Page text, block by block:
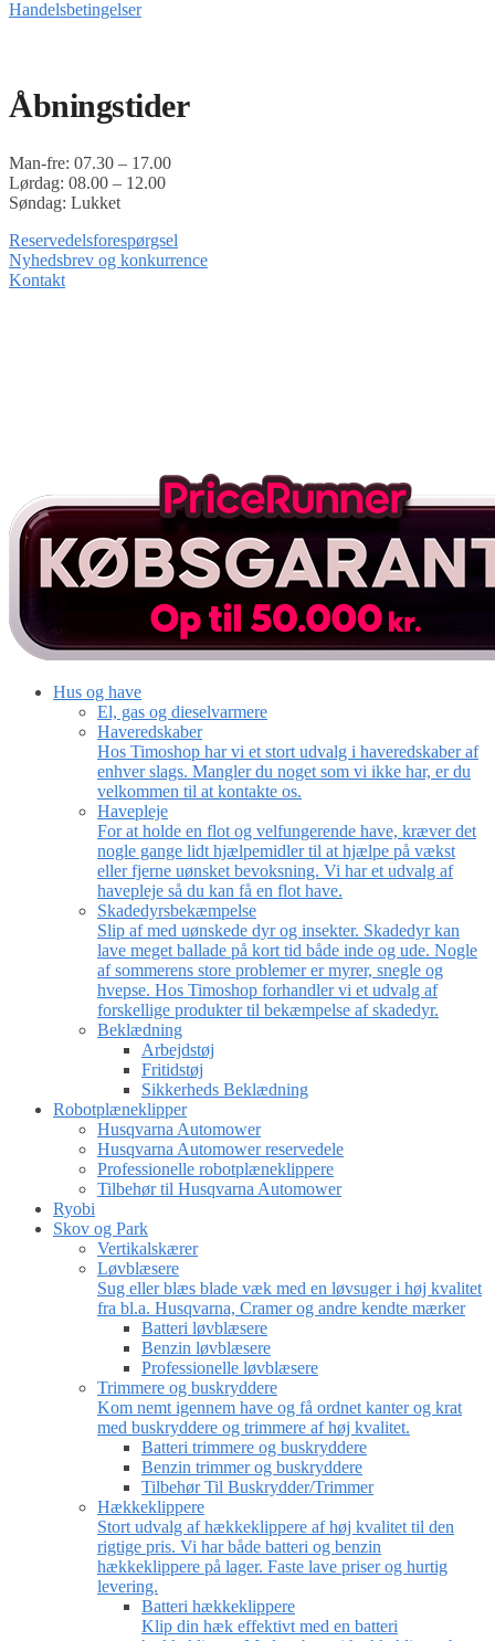
Handelsbetingelser
Åbningstider
Man-fre: 07.30 – 17.00
Lørdag: 08.00 – 12.00
Søndag: Lukket
Reservedelsforespørgsel
Nyhedsbrev og konkurrence
Kontakt
Hus og have
El, gas og dieselvarmere
Haveredskaber
Hos Timoshop har vi et stort udvalg i haveredskaber af
enhver slags. Mangler du noget som vi ikke har, er du
velkommen til at kontakte os.
Havepleje
For at holde en flot og velfungerende have, kræver det
nogle gange lidt hjælpemidler til at hjælpe på vækst
eller fjerne uønsket bevoksning. Vi har et udvalg af
havepleje så du kan få en flot have.
Skadedyrsbekæmpelse
Slip af med uønskede dyr og insekter. Skadedyr kan
lave meget ballade på kort tid både inde og ude. Nogle
af sommerens store problemer er myrer, snegle og
hvepse. Hos Timoshop forhandler vi et udvalg af
forskellige produkter til bekæmpelse af skadedyr.
Beklædning
Arbejdstøj
Fritidstøj
Sikkerheds Beklædning
Robotplæneklipper
Husqvarna Automower
Husqvarna Automower reservedele
Professionelle robotplæneklippere
Tilbehør til Husqvarna Automower
Ryobi
Skov og Park
Vertikalskærer
Løvblæsere
Sug eller blæs blade væk med en løvsuger i høj kvalitet
fra bl.a. Husqvarna, Cramer og andre kendte mærker
Batteri løvblæsere
Benzin løvblæsere
Professionelle løvblæsere
Trimmere og buskryddere
Kom nemt igennem have og få ordnet kanter og krat
med buskryddere og trimmere af høj kvalitet.
Batteri trimmere og buskryddere
Benzin trimmer og buskryddere
Tilbehør Til Buskrydder/Trimmer
Hækkeklippere
Stort udvalg af hækkeklippere af høj kvalitet til den
rigtige pris. Vi har både batteri og benzin
hækkeklippere på lager. Faste lave priser og hurtig
levering.
Batteri hækkeklippere
Klip din hæk effektivt med en batteri